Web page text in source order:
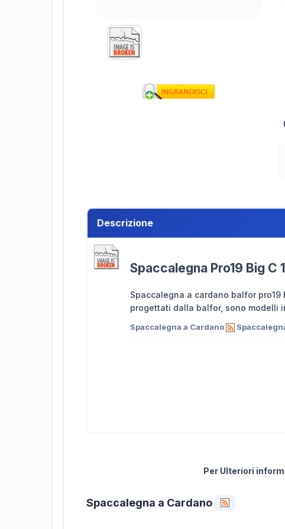
Descrizione
Spaccalegna Pro19 Big C
Spaccalegna a cardano balfor
progettati dalla balfor, sono modelli
Spaccalegna a Cardano
Per Ulteriori
Spaccalegna a Cardano